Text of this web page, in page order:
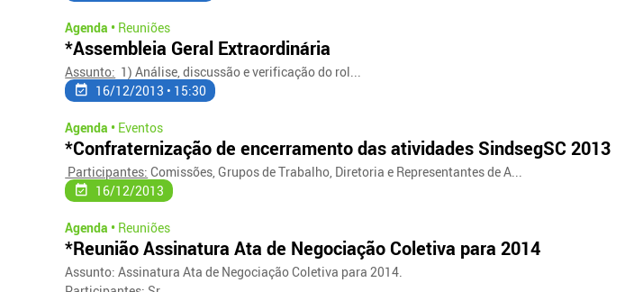
Agenda • Reuniões
*Assembleia Geral Extraordinária
Assunto: 1) Análise, discussão e verificação do rol...
16/12/2013 • 15:30
Agenda • Eventos
*Confraternização de encerramento das atividades SindsegSC 2013
Participantes: Comissões, Grupos de Trabalho, Diretoria e Representantes de A...
16/12/2013
Agenda • Reuniões
*Reunião Assinatura Ata de Negociação Coletiva para 2014
Assunto: Assinatura Ata de Negociação Coletiva para 2014.